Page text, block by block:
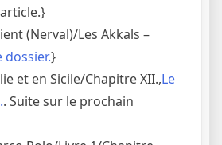
(Nerval)/Les Akkals –
dossier.}
et en Sicile/Chapitre XII.,Le
. Suite sur le prochain